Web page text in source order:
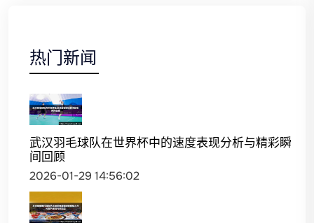
热门新闻
武汉羽毛球队在世界杯中的速度表现分析与精彩瞬
间回顾
2026-01-29 14:56:02